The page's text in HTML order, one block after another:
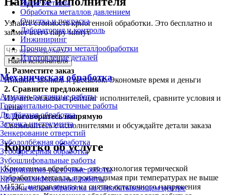
Литьё металла
Обработка металлов давлением
Очистка и покраска
Лаборатория и контроль
Инжиниринг
Прочие услуги металлообработки
Изготовление деталей
Механическая обработка
Алмазно-расточные работы
Горизонтально-расточные работы
Долбёжная обработка
Заточка инструмента
Зенкерование отверстий
Зубодолбёжная обработка
Зубофрезерная обработка
Зубошлифовальные работы
Координатно-расточные работы
Круглошлифовальные работы
Механическая обработка на обрабатывающем центре
Узнайте стоимость криогенной обработки. Это бесплатно и
займет всего пару минут
Найти исполнителя
1. Разместите заказ
Никаких звонков и рассылок. Экономьте время и деньги
2. Сравните предложения
Изучите отзывы и рейтинг исполнителей, сравните условия и
цены
3.Договоритесь напрямую
Связывайтесь с исполнителями и обсуждайте детали заказа
Коротко об услуге
Криогенная обработка - это технология термической
обработки металла, производимая при температурах не выше
-153С, направленная на снятие остаточного напряжения